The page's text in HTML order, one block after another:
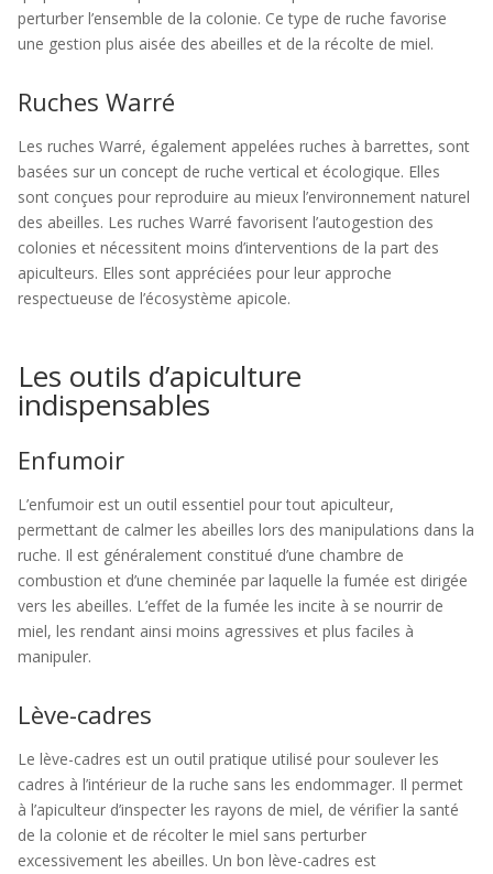
perturber l’ensemble de la colonie. Ce type de ruche favorise
une gestion plus aisée des abeilles et de la récolte de miel.
Ruches Warré
Les ruches Warré, également appelées ruches à barrettes, sont
basées sur un concept de ruche vertical et écologique. Elles
sont conçues pour reproduire au mieux l’environnement naturel
des abeilles. Les ruches Warré favorisent l’autogestion des
colonies et nécessitent moins d’interventions de la part des
apiculteurs. Elles sont appréciées pour leur approche
respectueuse de l’écosystème apicole.
Les outils d’apiculture
indispensables
Enfumoir
L’enfumoir est un outil essentiel pour tout apiculteur,
permettant de calmer les abeilles lors des manipulations dans la
ruche. Il est généralement constitué d’une chambre de
combustion et d’une cheminée par laquelle la fumée est dirigée
vers les abeilles. L’effet de la fumée les incite à se nourrir de
miel, les rendant ainsi moins agressives et plus faciles à
manipuler.
Lève-cadres
Le lève-cadres est un outil pratique utilisé pour soulever les
cadres à l’intérieur de la ruche sans les endommager. Il permet
à l’apiculteur d’inspecter les rayons de miel, de vérifier la santé
de la colonie et de récolter le miel sans perturber
excessivement les abeilles. Un bon lève-cadres est